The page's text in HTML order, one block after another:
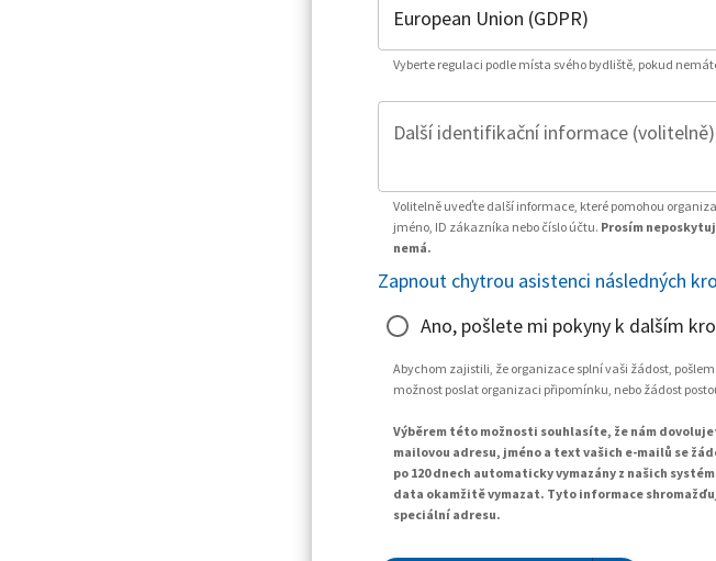
Vyberte regulaci podle místa svého bydliště, pokud
Další identifikační informace (volitelně)
Volitelně uveďte další informace, které pomohou
jméno, ID zákazníka nebo číslo účtu. Prosím
nemá.
Zapnout chytrou asistenci následných
Ano, pošlete mi pokyny k dalším
Abychom zajistili, že organizace splní vaši žádost,
možnost poslat organizaci připomínku, nebo žádost
Výběrem této možnosti souhlasíte, že nám
mailovou adresu, jméno a text vašich e-mailů se
po 120 dnech automaticky vymazány z našich
data okamžitě vymazat. Tyto informace
speciální adresu.